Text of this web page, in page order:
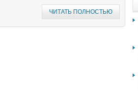
ЧИТАТЬ ПОЛНОСТЬЮ